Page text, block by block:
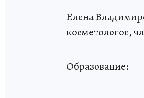
Елена
косметологов,
Образование: